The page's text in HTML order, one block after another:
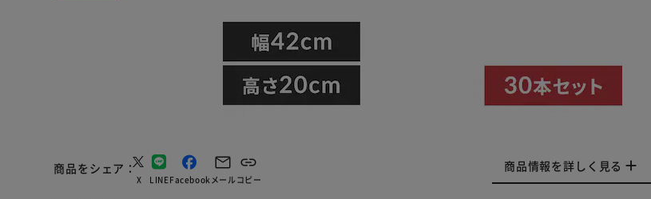
商品をシェア
X LINEFacebookメールコピー
商品情報を詳しく見る